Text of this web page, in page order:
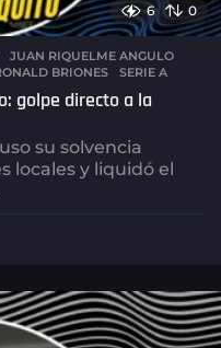
6 0
,JUAN RIQUELME ANGULO
BRIONES ,SERIE A
golpe directo a la
su solvencia
locales y liquidó el